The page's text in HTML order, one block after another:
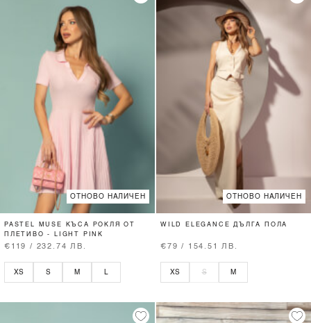
ОТНОВО НАЛИЧЕН
PASTEL MUSE КЪСА РОКЛЯ ОТ
ПЛЕТИВО - LIGHT PINK
€119 / 232.74 ЛВ.
XS S M L
ОТНОВО НАЛИЧЕН
WILD ELEGANCE ДЪЛГА ПОЛА
€79 / 154.51 ЛВ.
XS S M